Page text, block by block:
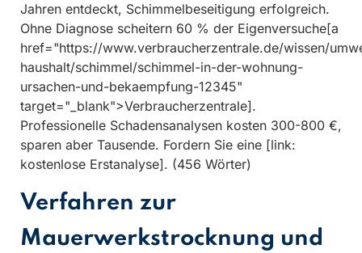
Jahren entdeckt, Schimmelbeseitigung erfolgreich.
Ohne Diagnose scheitern 60 % der Eigenversuche[a
href="https://www.verbraucherzentrale.de/wissen/
haushalt/schimmel/schimmel-in-der-wohnung-
ursachen-und-bekaempfung-12345"
target="_blank">Verbraucherzentrale].
Professionelle Schadensanalysen kosten 300-800 €,
sparen aber Tausende. Fordern Sie eine [link:
kostenlose Erstanalyse]. (456 Wörter)
Verfahren zur
Mauerwerkstrocknung und